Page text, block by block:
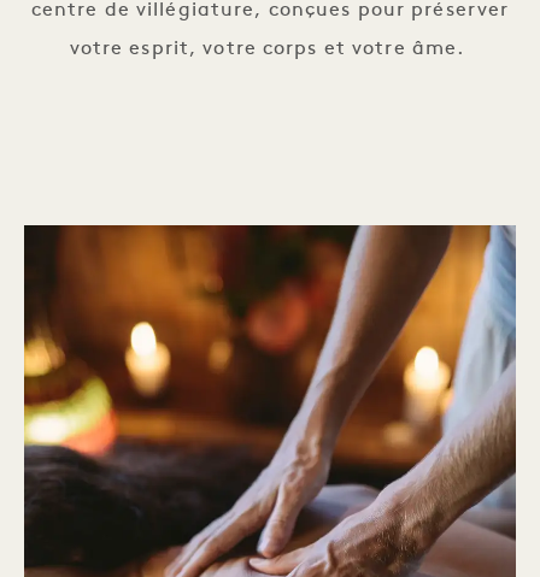
centre de villégiature, conçues pour préserver
votre esprit, votre corps et votre âme.